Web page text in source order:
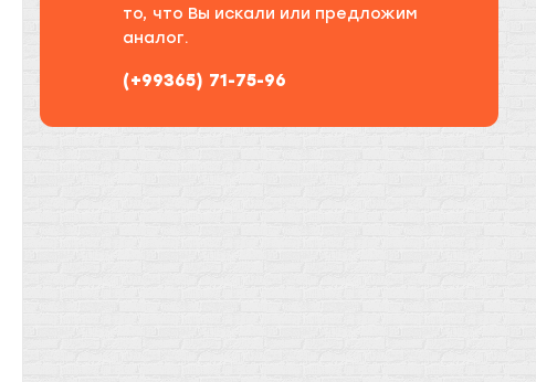
то, что Вы искали или предложим
аналог.
(+99365) 71-75-96